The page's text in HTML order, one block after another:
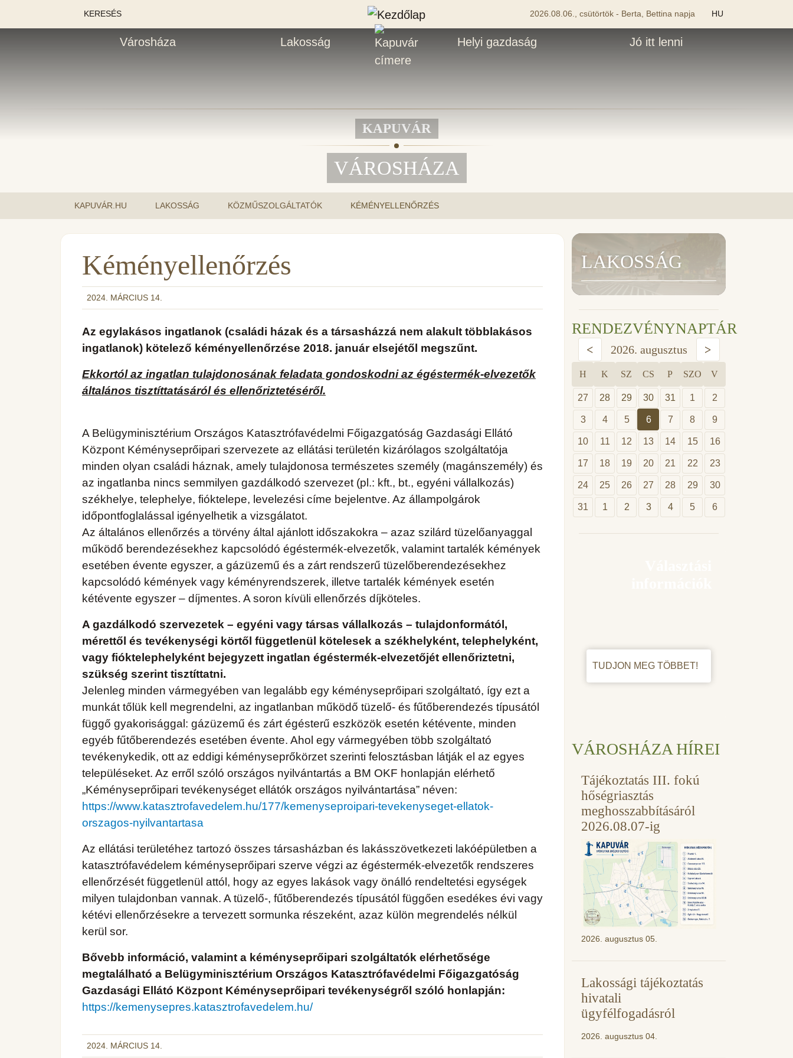
KERESÉS 2026.08.06., csütörtök - Berta, Bettina napja HU
Városháza Lakosság Helyi gazdaság Jó itt lenni
KAPUVÁR
VÁROSHÁZA
KAPUVÁR.HU LAKOSSÁG KÖZMŰSZOLGÁLTATÓK KÉMÉNYELLENŐRZÉS
Kéményellenőrzés
2024. MÁRCIUS 14.
Az egylakásos ingatlanok (családi házak és a társasházzá nem alakult többlakásos
ingatlanok) kötelező kéményellenőrzése 2018. január elsejétől megszűnt.
Ekkortól az ingatlan tulajdonosának feladata gondoskodni az égéstermék-elvezetők
általános tisztíttatásáról és ellenőriztetéséről.
A Belügyminisztérium Országos Katasztrófavédelmi Főigazgatóság Gazdasági Ellátó
Központ Kéményseprőipari szervezete az ellátási területén kizárólagos szolgáltatója
minden olyan családi háznak, amely tulajdonosa természetes személy (magánszemély) és
az ingatlanba nincs semmilyen gazdálkodó szervezet (pl.: kft., bt., egyéni vállalkozás)
székhelye, telephelye, fióktelepe, levelezési címe bejelentve. Az állampolgárok
időpontfoglalással igényelhetik a vizsgálatot.
Az általános ellenőrzés a törvény által ajánlott időszakokra – azaz szilárd tüzelőanyaggal
működő berendezésekhez kapcsolódó égéstermék-elvezetők, valamint tartalék kémények
esetében évente egyszer, a gázüzemű és a zárt rendszerű tüzelőberendezésekhez
kapcsolódó kémények vagy kéményrendszerek, illetve tartalék kémények esetén
kétévente egyszer – díjmentes. A soron kívüli ellenőrzés díjköteles.
A gazdálkodó szervezetek – egyéni vagy társas vállalkozás – tulajdonformától,
mérettől és tevékenységi körtől függetlenül kötelesek a székhelyként, telephelyként,
vagy fióktelephelyként bejegyzett ingatlan égéstermék-elvezetőjét ellenőriztetni,
szükség szerint tisztíttatni.
Jelenleg minden vármegyében van legalább egy kéményseprőipari szolgáltató, így ezt a
munkát tőlük kell megrendelni, az ingatlanban működő tüzelő- és fűtőberendezés típusától
függő gyakorisággal: gázüzemű és zárt égésterű eszközök esetén kétévente, minden
egyéb fűtőberendezés esetében évente. Ahol egy vármegyében több szolgáltató
tevékenykedik, ott az eddigi kéményseprőkörzet szerinti felosztásban látják el az egyes
településeket. Az erről szóló országos nyilvántartás a BM OKF honlapján elérhető
„Kéményseprőipari tevékenységet ellátók országos nyilvántartása” néven:
https://www.katasztrofavedelem.hu/177/kemenyseproipari-tevekenyseget-ellatok-
orszagos-nyilvantartasa
Az ellátási területéhez tartozó összes társasházban és lakásszövetkezeti lakóépületben a
katasztrófavédelem kéményseprőipari szerve végzi az égéstermék-elvezetők rendszeres
ellenőrzését függetlenül attól, hogy az egyes lakások vagy önálló rendeltetési egységek
milyen tulajdonban vannak. A tüzelő-, fűtőberendezés típusától függően esedékes évi vagy
kétévi ellenőrzésekre a tervezett sormunka részeként, azaz külön megrendelés nélkül
kerül sor.
Bővebb információ, valamint a kéményseprőipari szolgáltatók elérhetősége
megtalálható a Belügyminisztérium Országos Katasztrófavédelmi Főigazgatóság
Gazdasági Ellátó Központ Kéményseprőipari tevékenységről szóló honlapján:
https://kemenysepres.katasztrofavedelem.hu/
2024. MÁRCIUS 14.
LAKOSSÁG
RENDEZVÉNYNAPTÁR
< 2026. augusztus >
H K SZ CS P SZO V
27 28 29 30 31 1 2
3 4 5 6 7 8 9
10 11 12 13 14 15 16
17 18 19 20 21 22 23
24 25 26 27 28 29 30
31 1 2 3 4 5 6
TUDJON MEG TÖBBET!
VÁROSHÁZA HÍREI
Tájékoztatás III. fokú
hőségriasztás
meghosszabbításáról
2026.08.07-ig
2026. augusztus 05.
Lakossági tájékoztatás
hivatali
ügyfélfogadásról
2026. augusztus 04.